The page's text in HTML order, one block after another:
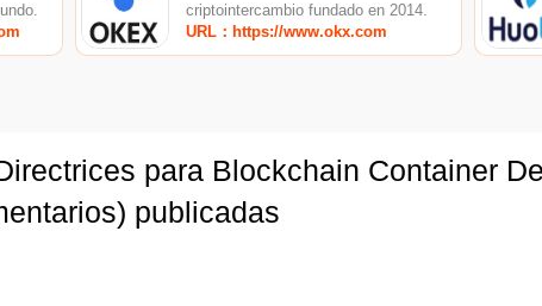
criptointercambio fundado en 2014.
URL：https://www.okx.com
para Blockchain Container
publicadas